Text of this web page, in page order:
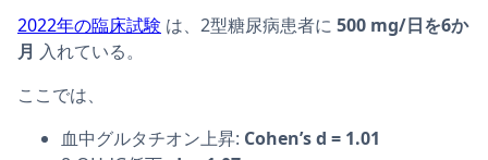
2022年の臨床試験 は、2型糖尿病患者に 500 mg/日を6か
月 入れている。
ここでは、
血中グルタチオン上昇: Cohen’s d = 1.01